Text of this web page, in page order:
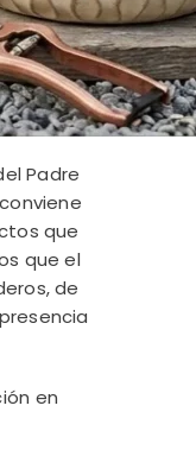
Padre
que
que el
de
en